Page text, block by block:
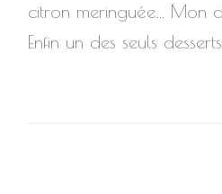
citron meringuée… Mon
Enfin un des seuls desserts